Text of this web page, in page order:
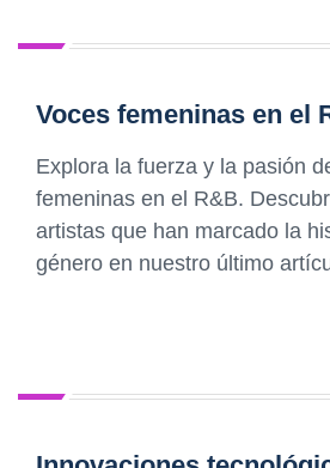
Voces femeninas en el
Explora la fuerza y la pasión
femeninas en el R&B.
artistas que han marcado la
género en nuestro último